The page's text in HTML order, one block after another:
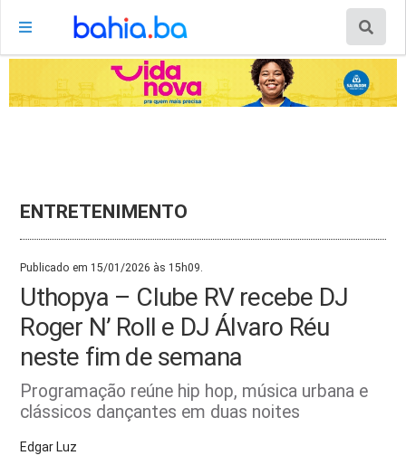
ENTRETENIMENTO
Publicado em 15/01/2026 às 15h09.
Uthopya – Clube RV recebe DJ
Roger N’ Roll e DJ Álvaro Réu
neste fim de semana
Programação reúne hip hop, música urbana e
clássicos dançantes em duas noites
Edgar Luz